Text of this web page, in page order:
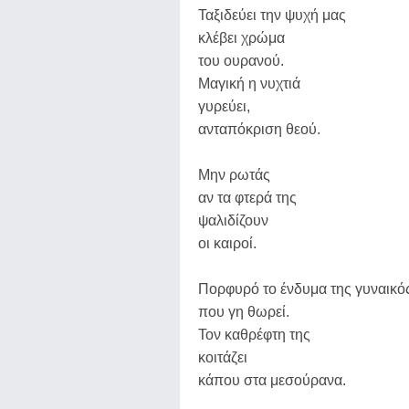
Ταξιδεύει την ψυχή μας
κλέβει χρώμα
του ουρανού.
Μαγική η νυχτιά
γυρεύει,
ανταπόκριση θεού.
Μην ρωτάς
αν τα φτερά της
ψαλιδίζουν
οι καιροί.
Πορφυρό το ένδυμα της
που γη θωρεί.
Τον καθρέφτη της
κοιτάζει
κάπου στα μεσούρανα.